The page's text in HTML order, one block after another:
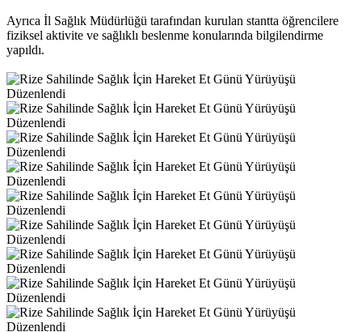
Ayrıca İl Sağlık Müdürlüğü tarafından kurulan stantta öğrencilere
fiziksel aktivite ve sağlıklı beslenme konularında bilgilendirme
yapıldı.